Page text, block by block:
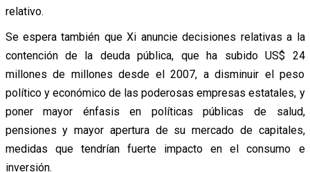
relativo.
Se espera también que Xi anuncie decisiones relativas a la
contención de la deuda pública, que ha subido US$ 24
millones de millones desde el 2007, a disminuir el peso
político y económico de las poderosas empresas estatales, y
poner mayor énfasis en políticas públicas de salud,
pensiones y mayor apertura de su mercado de capitales,
medidas que tendrían fuerte impacto en el consumo e
inversión.